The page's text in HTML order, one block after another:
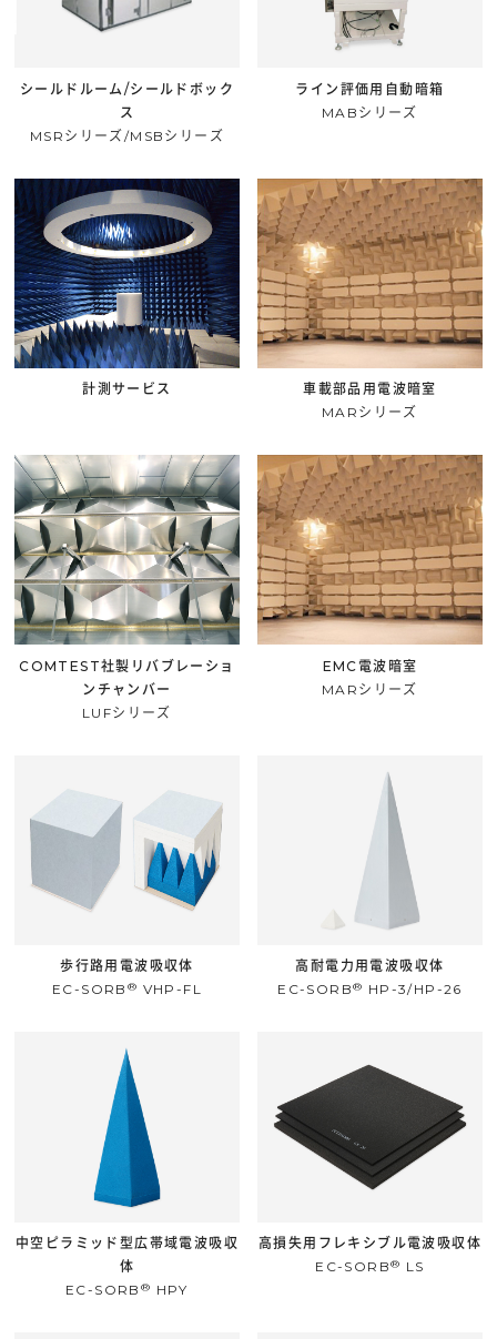
シールドルーム/シールドボック
ス
MSRシリーズ/MSBシリーズ
ライン評価用自動暗箱
MABシリーズ
計測サービス
車載部品用電波暗室
MARシリーズ
COMTEST社製リバブレーショ
ンチャンバー
LUFシリーズ
EMC電波暗室
MARシリーズ
歩行路用電波吸収体
EC-SORB ® VHP-FL
高耐電力用電波吸収体
EC-SORB® HP-3/HP-26
中空ピラミッド型広帯域電波吸収
体
EC-SORB ® HPY
高損失用フレキシブル電波吸収体
EC-SORB® LS